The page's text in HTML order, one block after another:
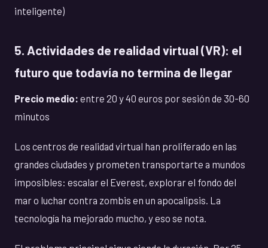
inteligente)
5. Actividades de realidad virtual (VR): el
futuro que todavía no termina de llegar
Precio medio: entre 20 y 40 euros por sesión de 30-60
minutos
Los centros de realidad virtual han proliferado en las
grandes ciudades y prometen transportarte a mundos
imposibles: escalar el Everest, explorar el fondo del
mar o luchar contra zombis en un apocalipsis. La
tecnología ha mejorado mucho, y eso se nota.